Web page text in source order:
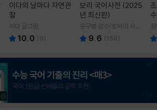
이다의 날마다 자연관
찰
이다 글그림
10.0 (9)
보리 국어사전 (2025
년 최신판)
윤구병 감수/토박이 사전
편찬실 편
9.6 (158)